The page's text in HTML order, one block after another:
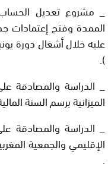
_ مشروع تعديل
الممدة وفتح إعتمادات
).
_ الدراسة
الميزانية برسم السنة المالية
_ الدراسة والمصادقة
.